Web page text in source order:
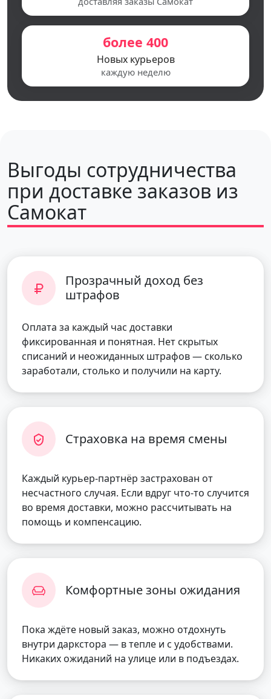
более 400
Новых курьеров
каждую неделю
Выгоды сотрудничества
при доставке заказов из
Самокат
Прозрачный доход без
штрафов
Оплата за каждый час доставки
фиксированная и понятная. Нет скрытых
списаний и неожиданных штрафов — сколько
заработали, столько и получили на карту.
Страховка на время смены
Каждый курьер-партнёр застрахован от
несчастного случая. Если вдруг что-то случится
во время доставки, можно рассчитывать на
помощь и компенсацию.
Комфортные зоны ожидания
Пока ждёте новый заказ, можно отдохнуть
внутри даркстора — в тепле и с удобствами.
Никаких ожиданий на улице или в подъездах.